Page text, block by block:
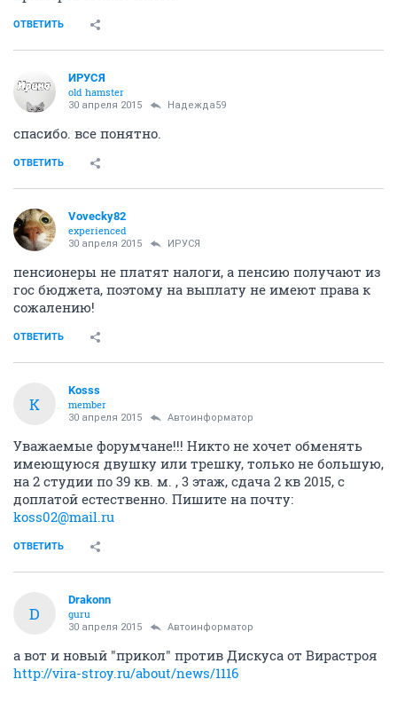
ОТВЕТИТЬ
ИРУСЯ
old hamster
30 апреля 2015 Надежда59
спасибо. все понятно.
ОТВЕТИТЬ
Vovecky82
experienced
30 апреля 2015 ИРУСЯ
пенсионеры не платят налоги, а пенсию получают из
гос бюджета, поэтому на выплату не имеют права к
сожалению!
ОТВЕТИТЬ
K
Kosss
member
30 апреля 2015 Автоинформатор
Уважаемые форумчане!!! Никто не хочет обменять
имеющуюся двушку или трешку, только не большую,
на 2 студии по 39 кв. м. , 3 этаж, сдача 2 кв 2015, с
доплатой естественно. Пишите на почту:
koss02@mail.ru
ОТВЕТИТЬ
D
Drakonn
guru
30 апреля 2015 Автоинформатор
а вот и новый "прикол" против Дискуса от Вирастроя
http://vira-stroy.ru/about/news/1116